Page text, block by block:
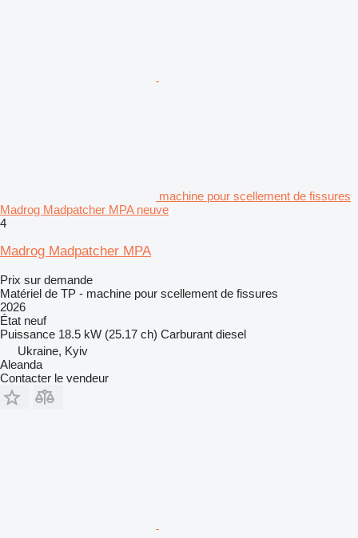
machine pour scellement de fissures
Madrog Madpatcher MPA neuve
4
Madrog Madpatcher MPA
Prix sur demande
Matériel de TP - machine pour scellement de fissures
2026
État neuf
Puissance 18.5 kW (25.17 ch) Carburant diesel
Ukraine, Kyiv
Aleanda
Contacter le vendeur